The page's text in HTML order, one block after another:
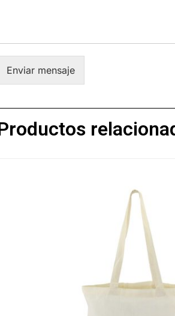
Enviar mensaje